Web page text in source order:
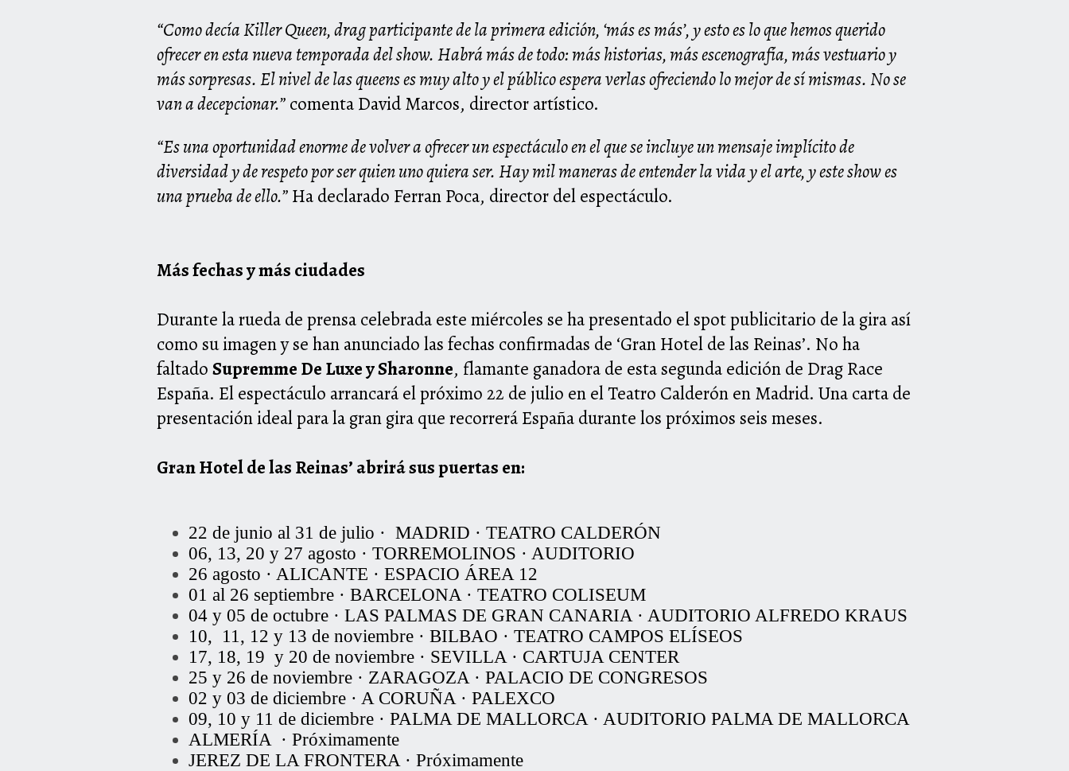
“Como decía Killer Queen, drag participante de la primera edición, ‘más es más’, y esto es lo que hemos querido
ofrecer en esta nueva temporada del show. Habrá más de todo: más historias, más escenografía, más vestuario y
más sorpresas. El nivel de las queens es muy alto y el público espera verlas ofreciendo lo mejor de sí mismas. No se
van a decepcionar.”comenta David Marcos, director artístico.
“Es una oportunidad enorme de volver a ofrecer un espectáculo en el que se incluye un mensaje implícito de
diversidad y de respeto por ser quien uno quiera ser. Hay mil maneras de entender la vida y el arte, y este show es
una prueba de ello.”Ha declarado Ferran Poca, director del espectáculo.
Más fechas y más ciudades
Durante la rueda de prensa celebrada este miércoles se ha presentado el spot publicitario de la gira así
como su imagen y se han anunciado las fechas confirmadas de ‘GranHotelde las Reinas’. No ha
faltadoSupremme De Luxe y Sharonne, flamante ganadora de esta segunda edición de Drag Race
España. El espectáculo arrancará el próximo 22 de julio en el Teatro Calderón en Madrid. Una carta de
presentación ideal para la gran gira que recorrerá España durante los próximos seis meses.
GranHotelde las Reinas’ abrirá sus puertas en:
22 de junio al 31 de julio · MADRID · TEATRO CALDERÓN
06, 13, 20 y 27 agosto · TORREMOLINOS · AUDITORIO
26 agosto · ALICANTE · ESPACIO ÁREA 12
01 al 26 septiembre · BARCELONA · TEATRO COLISEUM
04 y 05 de octubre · LAS PALMAS DE GRAN CANARIA · AUDITORIO ALFREDO KRAUS
10, 11, 12 y 13 de noviembre · BILBAO · TEATRO CAMPOS ELÍSEOS
17, 18, 19 y 20 de noviembre · SEVILLA · CARTUJA CENTER
25 y 26 de noviembre · ZARAGOZA · PALACIO DE CONGRESOS
02 y 03 de diciembre · A CORUÑA · PALEXCO
09, 10 y 11 de diciembre · PALMA DE MALLORCA · AUDITORIO PALMA DE MALLORCA
ALMERÍA · Próximamente
JEREZ DE LA FRONTERA · Próximamente